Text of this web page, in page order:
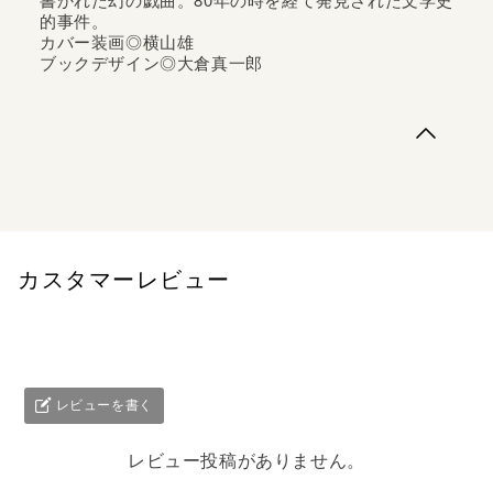
的事件。
カバー装画◎横山雄
ブックデザイン◎大倉真一郎
カスタマーレビュー
レビューを書く
レビュー投稿がありません。